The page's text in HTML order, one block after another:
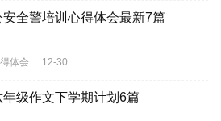
安全警培训心得体会最新7篇
体会 12-30
年级作文下学期计划6篇